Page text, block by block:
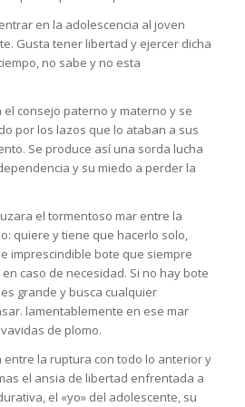
en la adolescencia al joven
Gusta tener libertad y ejercer dicha
no sabe y no esta
consejo paterno y materno y se
por los lazos que lo ataban a sus
Se produce así una sorda lucha
y su miedo a perder la
el tormentoso mar entre la
quiere y tiene que hacerlo solo,
imprescindible bote que siempre
caso de necesidad. Si no hay bote
grande y busca cualquier
lamentablemente en ese mar
de plomo.
entre la ruptura con todo lo anterior y
el ansia de libertad enfrentada a
el «yo» del adolescente, su